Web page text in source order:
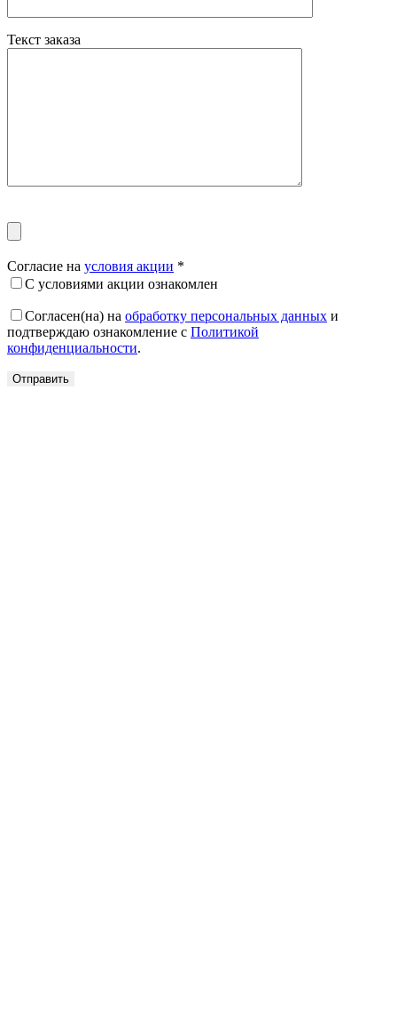
Текст заказа
Согласие на условия акции *
С условиями акции ознакомлен
Согласен(на) на обработку персональных данных и
подтверждаю ознакомление с Политикой
конфиденциальности.